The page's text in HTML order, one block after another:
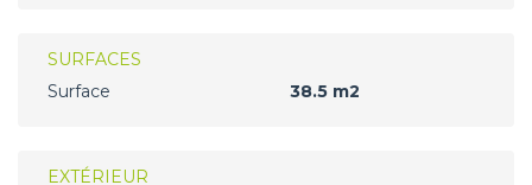
SURFACES
Surface
38.5 m2
EXTÉRIEUR